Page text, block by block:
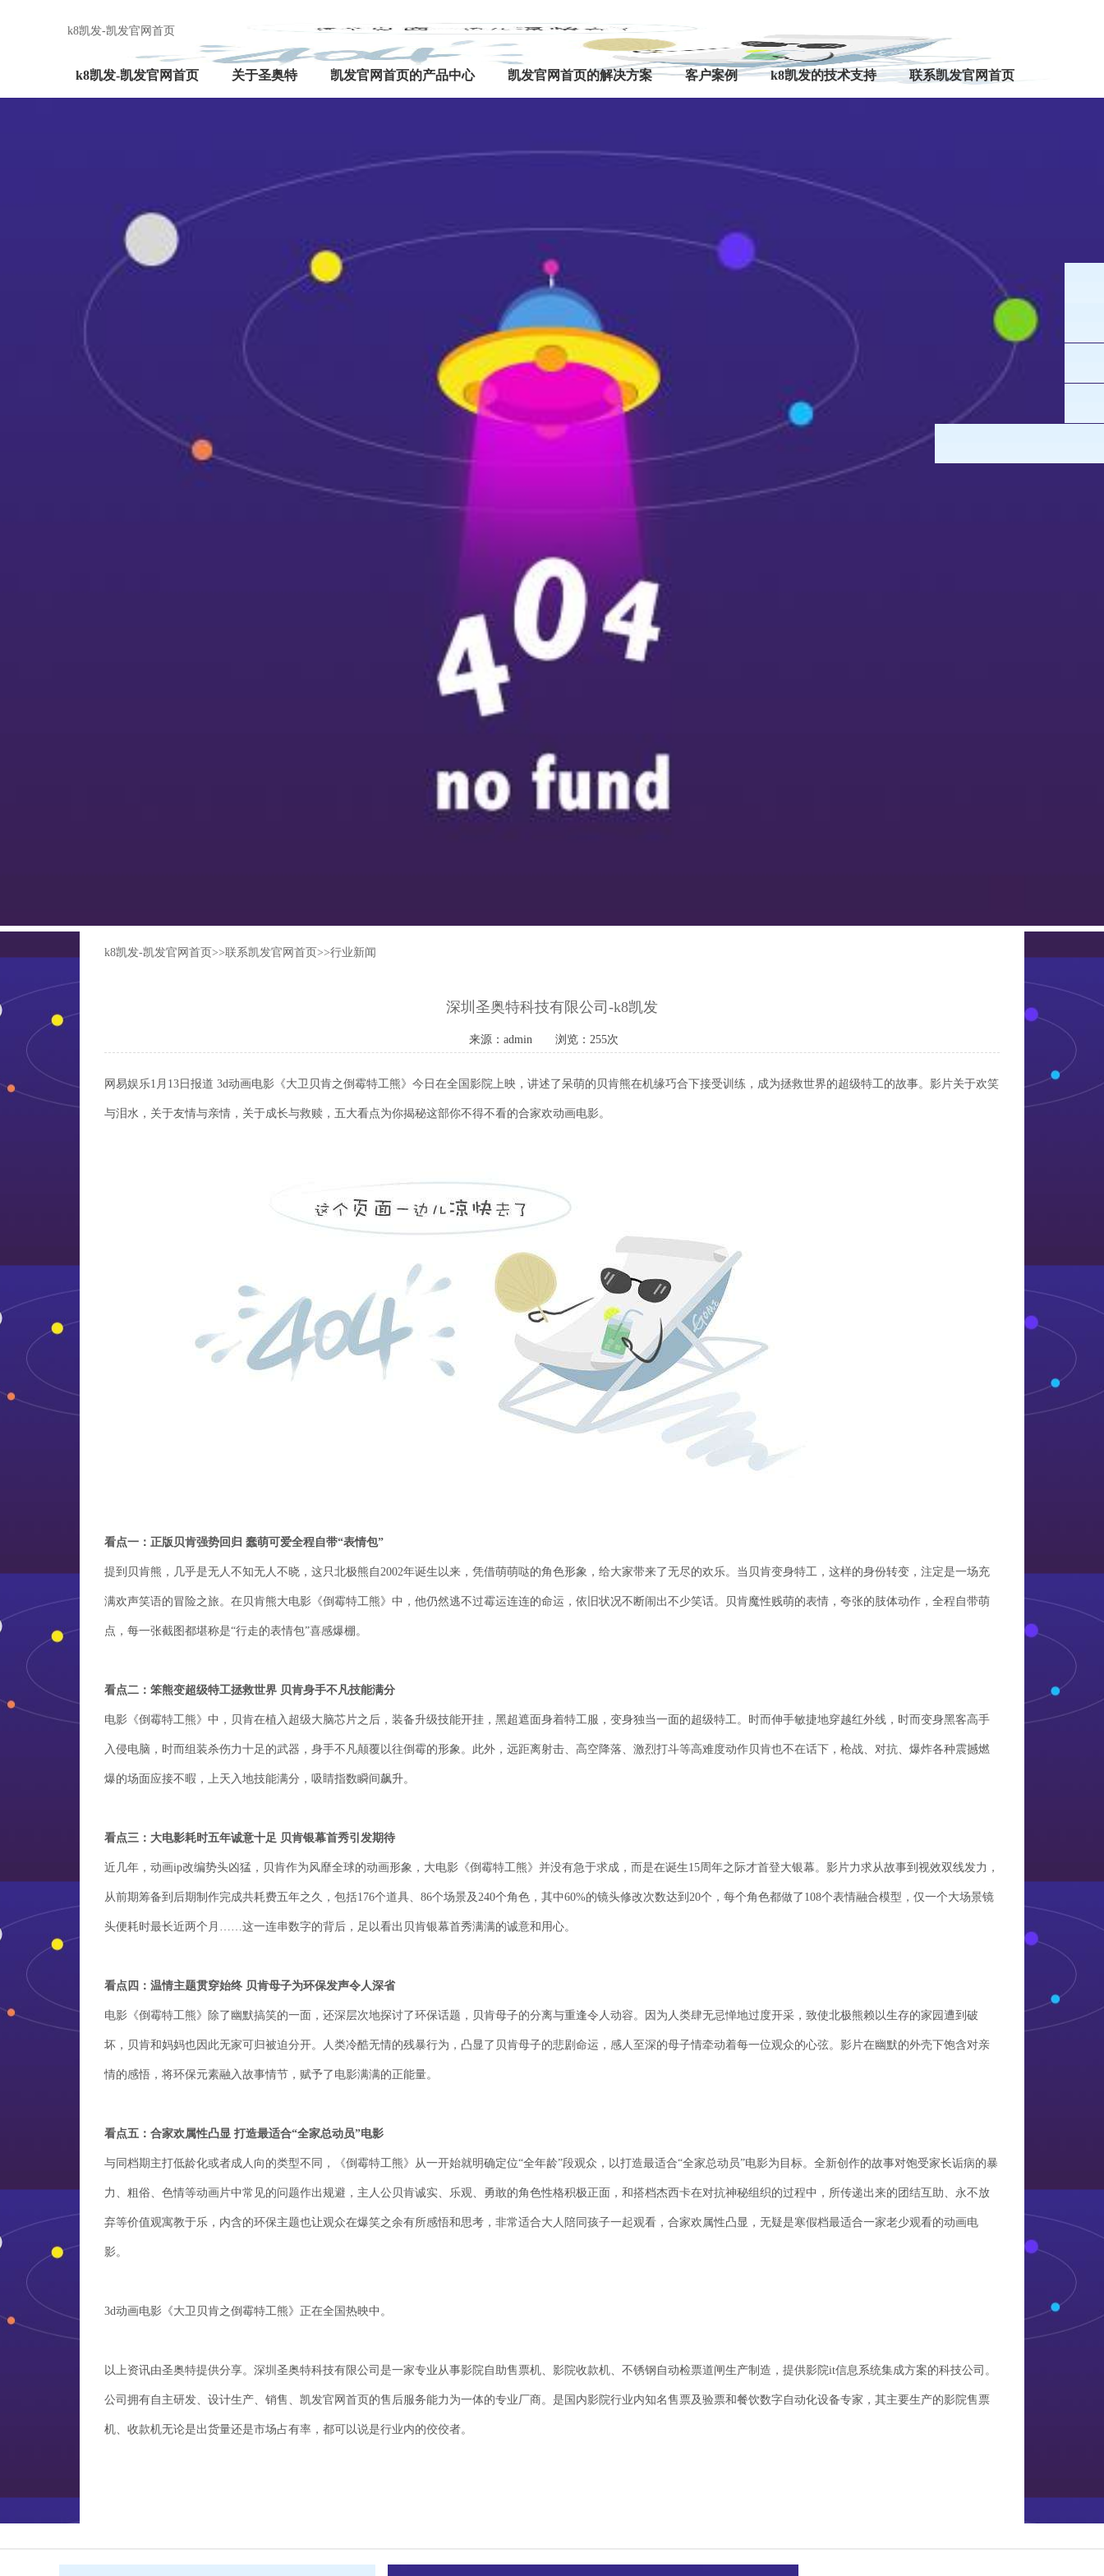
k8凯发-凯发官网首页
k8凯发-凯发官网首页 关于圣奥特 凯发官网首页的产品中心 凯发官网首页的解决方案 客户案例 k8凯发的技术支持 联系凯发官网首页
k8凯发-凯发官网首页 >>联系凯发官网首页 >>行业新闻
深圳圣奥特科技有限公司-k8凯发
来源：admin 浏览：255次
网易娱乐1月13日报道 3d动画电影《大卫贝肯之倒霉特工熊》今日在全国影院上映，讲述了呆萌的贝肯熊在机缘巧合下接受训练，成为拯救世界的超级特工的故事。影片关于欢笑
与泪水，关于友情与亲情，关于成长与救赎，五大看点为你揭秘这部你不得不看的合家欢动画电影。
看点一：正版贝肯强势回归 蠢萌可爱全程自带“表情包”
提到贝肯熊，几乎是无人不知无人不晓，这只北极熊自2002年诞生以来，凭借萌萌哒的角色形象，给大家带来了无尽的欢乐。当贝肯变身特工，这样的身份转变，注定是一场充
满欢声笑语的冒险之旅。在贝肯熊大电影《倒霉特工熊》中，他仍然逃不过霉运连连的命运，依旧状况不断闹出不少笑话。贝肯魔性贱萌的表情，夸张的肢体动作，全程自带萌
点，每一张截图都堪称是“行走的表情包”喜感爆棚。
看点二：笨熊变超级特工拯救世界 贝肯身手不凡技能满分
电影《倒霉特工熊》中，贝肯在植入超级大脑芯片之后，装备升级技能开挂，黑超遮面身着特工服，变身独当一面的超级特工。时而伸手敏捷地穿越红外线，时而变身黑客高手
入侵电脑，时而组装杀伤力十足的武器，身手不凡颠覆以往倒霉的形象。此外，远距离射击、高空降落、激烈打斗等高难度动作贝肯也不在话下，枪战、对抗、爆炸各种震撼燃
爆的场面应接不暇，上天入地技能满分，吸睛指数瞬间飙升。
看点三：大电影耗时五年诚意十足 贝肯银幕首秀引发期待
近几年，动画ip改编势头凶猛，贝肯作为风靡全球的动画形象，大电影《倒霉特工熊》并没有急于求成，而是在诞生15周年之际才首登大银幕。影片力求从故事到视效双线发力，
从前期筹备到后期制作完成共耗费五年之久，包括176个道具、86个场景及240个角色，其中60%的镜头修改次数达到20个，每个角色都做了108个表情融合模型，仅一个大场景镜
头便耗时最长近两个月……这一连串数字的背后，足以看出贝肯银幕首秀满满的诚意和用心。
看点四：温情主题贯穿始终 贝肯母子为环保发声令人深省
电影《倒霉特工熊》除了幽默搞笑的一面，还深层次地探讨了环保话题，贝肯母子的分离与重逢令人动容。因为人类肆无忌惮地过度开采，致使北极熊赖以生存的家园遭到破
坏，贝肯和妈妈也因此无家可归被迫分开。人类冷酷无情的残暴行为，凸显了贝肯母子的悲剧命运，感人至深的母子情牵动着每一位观众的心弦。影片在幽默的外壳下饱含对亲
情的感悟，将环保元素融入故事情节，赋予了电影满满的正能量。
看点五：合家欢属性凸显 打造最适合“全家总动员”电影
与同档期主打低龄化或者成人向的类型不同，《倒霉特工熊》从一开始就明确定位“全年龄”段观众，以打造最适合“全家总动员”电影为目标。全新创作的故事对饱受家长诟病的暴
力、粗俗、色情等动画片中常见的问题作出规避，主人公贝肯诚实、乐观、勇敢的角色性格积极正面，和搭档杰西卡在对抗神秘组织的过程中，所传递出来的团结互助、永不放
弃等价值观寓教于乐，内含的环保主题也让观众在爆笑之余有所感悟和思考，非常适合大人陪同孩子一起观看，合家欢属性凸显，无疑是寒假档最适合一家老少观看的动画电
影。
3d动画电影《大卫贝肯之倒霉特工熊》正在全国热映中。
以上资讯由圣奥特提供分享。深圳圣奥特科技有限公司是一家专业从事影院自助售票机、影院收款机、不锈钢自动检票道闸生产制造，提供影院it信息系统集成方案的科技公司。
公司拥有自主研发、设计生产、销售、凯发官网首页的售后服务能力为一体的专业厂商。是国内影院行业内知名售票及验票和餐饮数字自动化设备专家，其主要生产的影院售票
机、收款机无论是出货量还是市场占有率，都可以说是行业内的佼佼者。